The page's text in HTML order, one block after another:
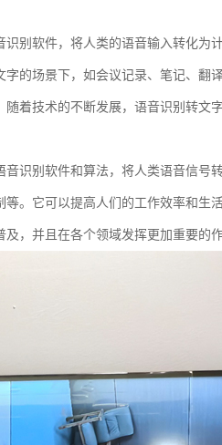
别软件，将人类的语音输入转化为
的场景下，如会议记录、笔记、翻
着技术的不断发展，语音识别转文
识别软件和算法，将人类语音信号
。它可以提高人们的工作效率和生
，并且在各个领域发挥更加重要的作